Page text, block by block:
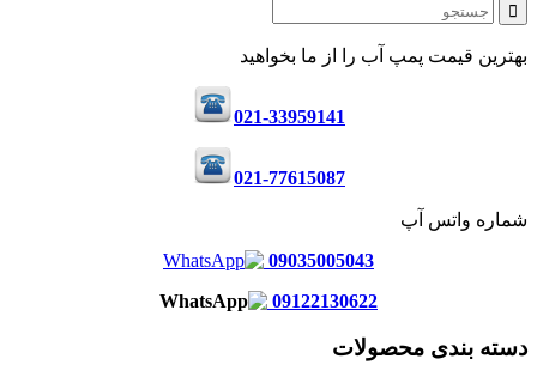
بهترین قیمت پمپ آب را از ما بخواهید
021-33959141
021-77615087
شماره واتس آپ
09035005043
09122130622
دسته بندی محصولات